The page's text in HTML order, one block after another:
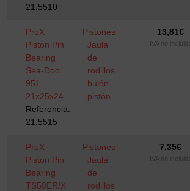
21.5510
ProX
Piston Pin
Bearing
Sea-Doo
951
21x25x24
Referencia:
21.5515
Pistones
Jaula
de
rodillos
bulón
pistón
13,81€
IVA no incluido
ProX
Piston Pin
Bearing
TS50ER/X
Pistones
Jaula
de
rodillos
7,35€
IVA no incluido